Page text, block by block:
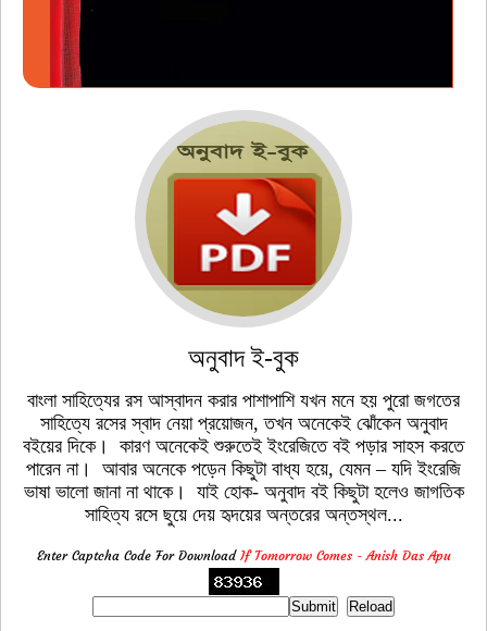
অনুবাদ ই-বুক
বাংলা সাহিত্যের রস আস্বাদন করার পাশাপাশি যখন মনে হয় পুরো জগতের
সাহিত্যে রসের স্বাদ নেয়া প্রয়োজন, তখন অনেকেই ঝোঁকেন অনুবাদ
বইয়ের দিকে। কারণ অনেকেই শুরুতেই ইংরেজিতে বই পড়ার সাহস করতে
পারেন না। আবার অনেকে পড়েন কিছুটা বাধ্য হয়ে, যেমন – যদি ইংরেজি
ভাষা ভালো জানা না থাকে। যাই হোক- অনুবাদ বই কিছুটা হলেও জাগতিক
সাহিত্য রসে ছুয়ে দেয় হৃদয়ের অন্তরের অন্তস্থল...
Enter Captcha Code For Download If Tomorrow Comes - Anish Das Apu